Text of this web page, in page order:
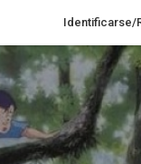
Identificarse/